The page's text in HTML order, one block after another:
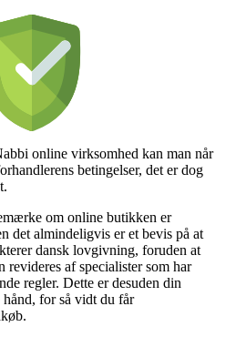
online virksomhed kan man når
betingelser, det er dog
om online butikken er
det almindeligvis er et bevis på at
dansk lovgivning, foruden at
revideres af specialister som har
regler. Dette er desuden din
for så vidt du får